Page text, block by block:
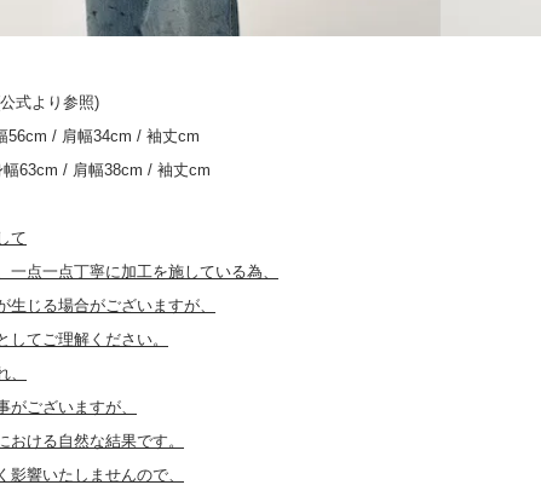
式より参照)
56cm / 肩幅34cm / 袖丈cm
63cm / 肩幅38cm / 袖丈cm
て
一点一点丁寧に加工を施している為、
生じる場合がございますが、
してご理解ください。
がございますが、
おける自然な結果です。
影響いたしませんので、
)